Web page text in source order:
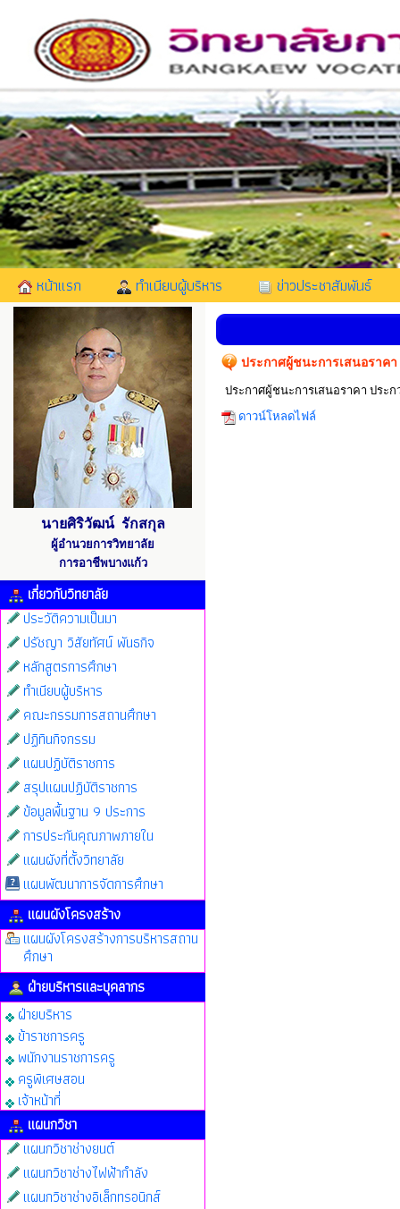
หน้าแรก ทำเนียบผู้บริหาร ข่าวประชาสัมพันธ์
นายศิริวัฒน์ รักสกุล
ผู้อำนวยการวิทยาลัย
การอาชีพบางแก้ว
เกี่ยวกับวิทยาลัย
ประวัติความเป็นมา
ปรัชญา วิสัยทัศน์ พันธกิจ
หลักสูตรการศึกษา
ทำเนียบผู้บริหาร
คณะกรรมการสถานศึกษา
ปฏิทินกิจกรรม
แผนปฏิบัติราชการ
สรุปแผนปฏิบัติราชการ
ข้อมูลพื้นฐาน 9 ประการ
การประกันคุณภาพภายใน
แผนผังที่ตั้งวิทยาลัย
แผนพัฒนาการจัดการศึกษา
แผนผังโครงสร้าง
แผนผังโครงสร้างการบริหารสถาน
ศึกษา
ฝ่ายบริหารและบุคลากร
ฝ่ายบริหาร
ข้าราชการครู
พนักงานราชการครู
ครูพิเศษสอน
เจ้าหน้าที่
แผนกวิชา
แผนกวิชาช่างยนต์
แผนกวิชาช่างไฟฟ้ากำลัง
แผนกวิชาช่างอิเล็กทรอนิกส์
ประกาศผู้ชนะการเสนอราค
ประกาศผู้ชนะการเสนอราคา ประ
ดาวน์โหลดไฟล์